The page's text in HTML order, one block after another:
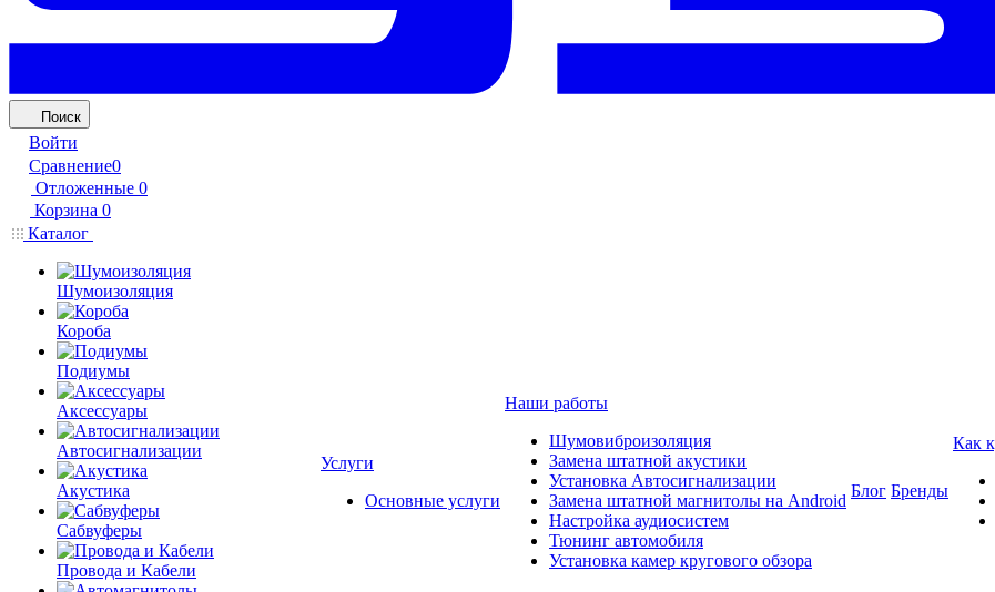
Поиск
Войти
Сравнение0
Отложенные 0
Корзина 0
Каталог
Шумоизоляция
Короба
Подиумы
Аксессуары
Автосигнализации
Акустика
Сабвуферы
Провода и Кабели
Услуги
Основные услуги
Наши работы
Шумовиброизоляция
Замена штатной акустики
Установка Автосигнализации
Замена штатной магнитолы на Android
Настройка аудиосистем
Тюнинг автомобиля
Установка камер кругового обзора
Блог Бренды
Как